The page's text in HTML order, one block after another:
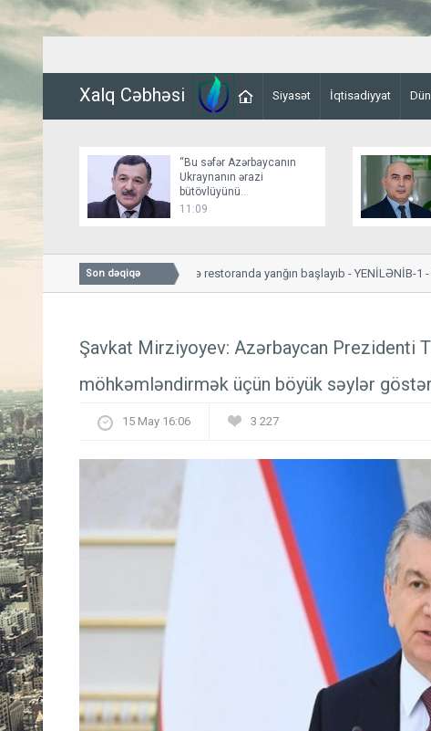
Xalq Cəbhəsi Siyasət İqtisadiyyat
“Bu səfər Azərbaycanın
Ukraynanın ərazi
bütövlüyünü
dəstəkləməsinə növbəti
11:09
Son dəqiqə
Bakının mərkəzində restoranda yanğın başlayıb- YENİLƏNİB-1 -
Şavkat Mirziyoyev: Azərbaycan Prezidenti
möhkəmləndirmək üçün böyük səylər
15 May 16:06 3 227